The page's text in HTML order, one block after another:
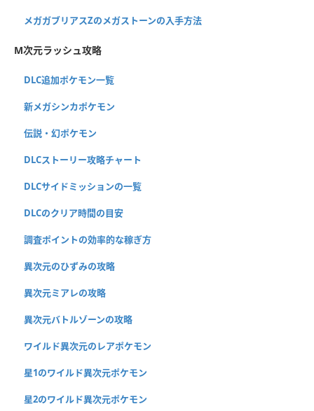
メガガブリアスZのメガストーンの入手方法
M次元ラッシュ攻略
DLC追加ポケモン一覧
新メガシンカポケモン
伝説・幻ポケモン
DLCストーリー攻略チャート
DLCサイドミッションの一覧
DLCのクリア時間の目安
調査ポイントの効率的な稼ぎ方
異次元のひずみの攻略
異次元ミアレの攻略
異次元バトルゾーンの攻略
ワイルド異次元のレアポケモン
星1のワイルド異次元ポケモン
星2のワイルド異次元ポケモン